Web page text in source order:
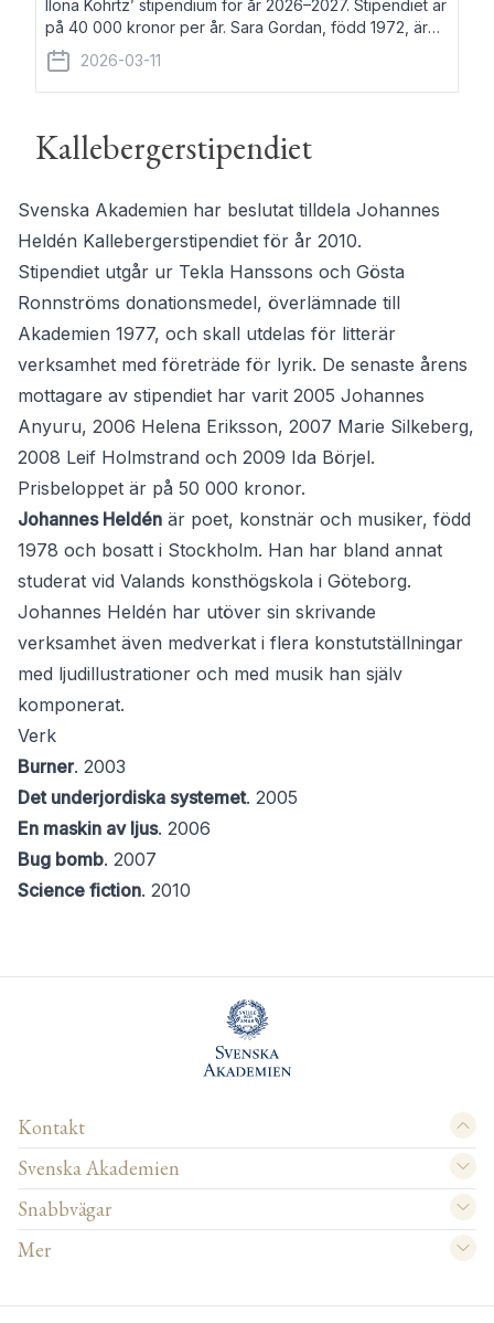
Ilona Kohrtz’ stipendium för år 2026–2027. Stipendiet är
på 40 000 kronor per år. Sara Gordan, född 1972, är
författare och översättare. Hon debuterade 2006 med
det prosalyriska verket En
2026-03-11
Kallebergerstipendiet
Svenska Akademien har beslutat tilldela Johannes
Heldén Kallebergerstipendiet för år 2010.
Stipendiet utgår ur Tekla Hanssons och Gösta
Ronnströms donationsmedel, överlämnade till
Akademien 1977, och skall utdelas för litterär
verksamhet med företräde för lyrik. De senaste årens
mottagare av stipendiet har varit 2005 Johannes
Anyuru, 2006 Helena Eriksson, 2007 Marie Silkeberg,
2008 Leif Holmstrand och 2009 Ida Börjel.
Prisbeloppet är på 50 000 kronor.
Johannes Heldén är poet, konstnär och musiker, född
1978 och bosatt i Stockholm. Han har bland annat
studerat vid Valands konsthögskola i Göteborg.
Johannes Heldén har utöver sin skrivande
verksamhet även medverkat i flera konstutställningar
med ljudillustrationer och med musik han själv
komponerat.
Verk
Burner. 2003
Det underjordiska systemet. 2005
En maskin av ljus. 2006
Bug bomb. 2007
Science fiction. 2010
Kontakt
Svenska Akademien
Snabbvägar
Mer